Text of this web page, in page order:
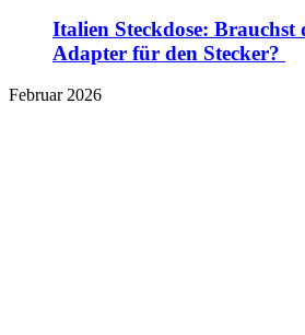
Italien Steckdose: Brauchst
Adapter für den Stecker?
Februar 2026